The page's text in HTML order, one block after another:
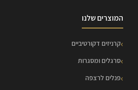
המוצרים שלנו
קרניזים דקורטיביים
סרגלים ומסגרות
פנלים לרצפה